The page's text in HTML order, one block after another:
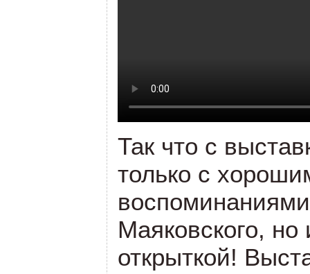
Так что с
только с
Маяковского,
открыткой!